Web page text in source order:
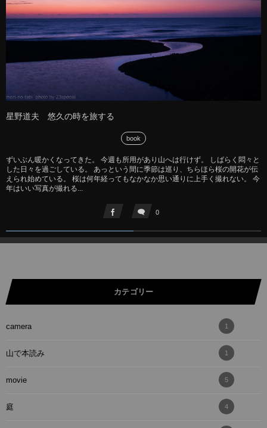
星野道夫 悠久の時を旅する
book
ずいぶん暖かくなってきた。 今週も所用があり山へは行けず。 しばらく悶々と
した日々を過ごしている。 あっという間に季節は巡り、ちらほら桜の開花が伝
えられ始めている。 桜は何年経ってもなかなか思い通りに上手く撮れない。 今
年はいい写真が撮れる...
0
カテゴリー
camera 1
山で本読み 1
movie 5
庭 4